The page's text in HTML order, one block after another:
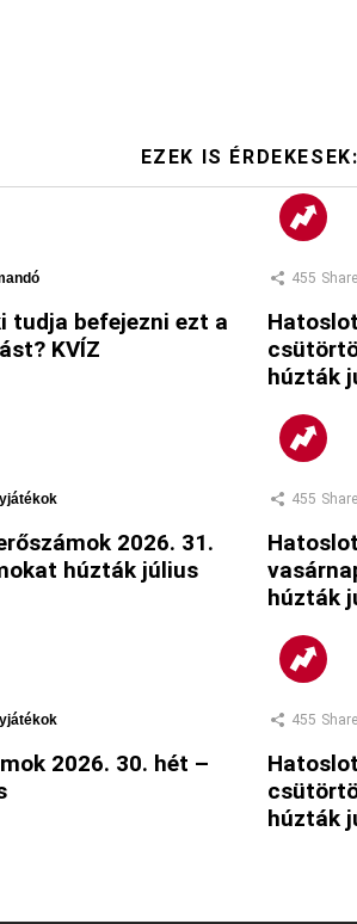
EZEK IS ÉRDEKESEK:
tudja befejezni ezt a
KVÍZ
455
húzták
2026. 31.
húzták július
455
húzták
2026. 30. hét –
455
húzták